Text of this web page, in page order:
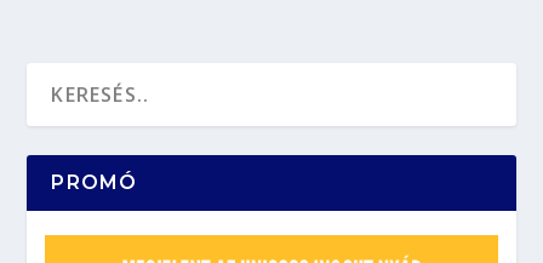
PROMÓ